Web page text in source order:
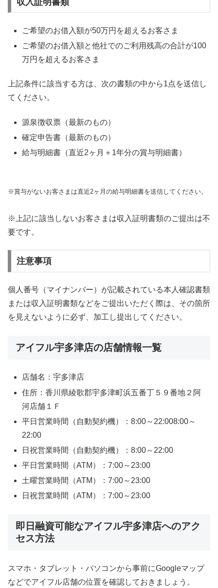
ご希望のお借入額が50万円を超えるお客さま
ご希望のお借入額と他社でのご利用残高の合計が100
万円を超えるお客さま
上記条件に該当する方は、次の書類の中から1点を送信し
てください。
源泉徴収票（最新のもの）
確定申告書（最新のもの）
給与明細書（直近2ヶ月＋1年分の賞与明細書）
※賞与がないお客さまは直近2ヶ月の給与明細書を送信してください。
※上記に該当しないお客さまは収入証明書類のご提出は不
要です。
注意事項
個人番号（マイナンバー）が記載されている本人確認書類
または収入証明書類などをご提出いただく際は、その箇所
を見えないように必ず、加工し提出してください。
アイフル宇多津店の店舗情報一覧
店舗名：宇多津店
住所：香川県綾歌郡宇多津町浜五番丁５９番地２阿
河店舗１Ｆ
平日営業時間（自動契約機）：8:00～22:008:00～
22:00
日祝営業時間（自動契約機）：8:00～22:00
平日営業時間（ATM）：7:00～23:00
土曜営業時間（ATM）：7:00～23:00
日祝営業時間（ATM）：7:00～23:00
即日融資可能なアイフル宇多津店へのアク
セス方法
スマホ・タブレット・パソコンから事前にGoogleマップ
などでアイフル店舗の位置を確認しておきましょう。